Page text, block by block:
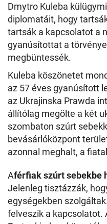
Dmytro Kuleba
diplomatáit, hogy
tartsák a kapcsolatot a
gyanúsítottat a
megbüntessék.
Kuleba köszönetet
az 57 éves gyanúsított
az Ukrajinska Prawda
állítólag megölte a két
szombaton szúrt
bevásárlóközpont
azonnal meghalt, a
Aférfiak szúrt sebekbe
Jelenleg tisztázzák,
egységekben
felveszik a kapcsolatot.